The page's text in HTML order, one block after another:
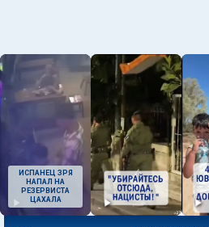
ИСПАНЕЦ ЗРЯ
НАПАЛ НА
РЕЗЕРВИСТА
ЦАХАЛА